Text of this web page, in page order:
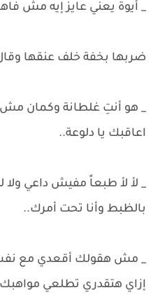
_ أيوة يعني عايز إيه مش
ضربها بخفة خلف عنقها
_ هو أنتِ غلطانة وكمان
اعاقبك يا دلوعة..
_ لأ لأ طبعاً مفيش داعي ولا
بالظبط وأنا تحت أمرك..
_ مش هقولك أقعدي مع
إزاي هتقدري تطلعي مواهبك